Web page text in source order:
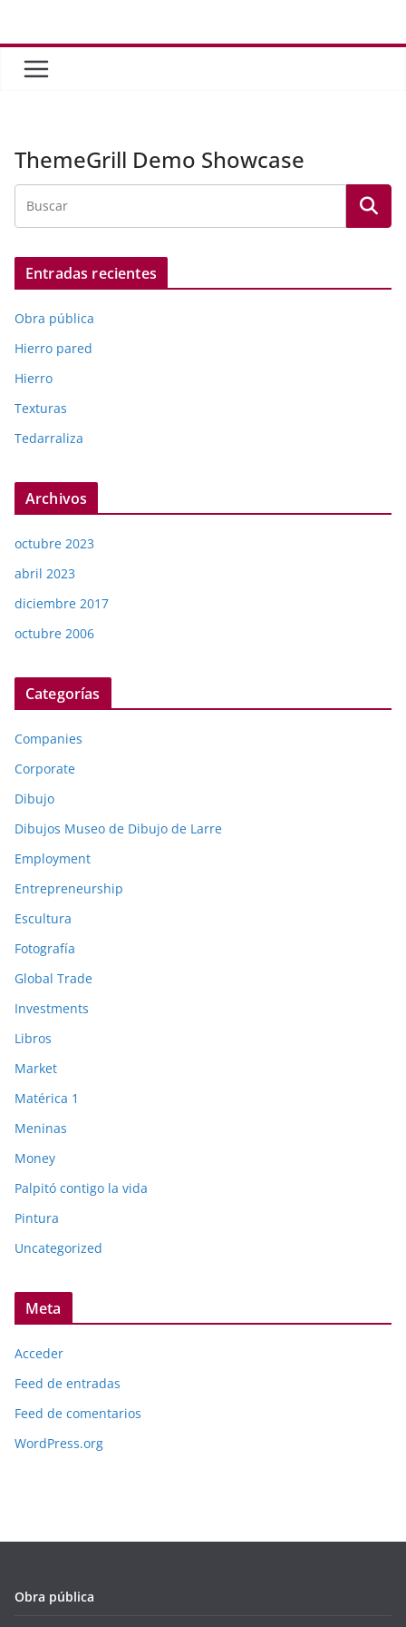
contenido
ThemeGrill Demo Showcase
Entradas recientes
Obra pública
Hierro pared
Hierro
Texturas
Tedarraliza
Archivos
octubre 2023
abril 2023
diciembre 2017
octubre 2006
Categorías
Companies
Corporate
Dibujo
Dibujos Museo de Dibujo de Larre
Employment
Entrepreneurship
Escultura
Fotografía
Global Trade
Investments
Libros
Market
Matérica 1
Meninas
Money
Palpitó contigo la vida
Pintura
Uncategorized
Meta
Acceder
Feed de entradas
Feed de comentarios
WordPress.org
Obra pública